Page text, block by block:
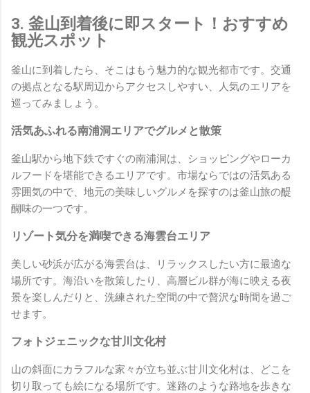
3. 釜山到着後に即スタート！おすすめ
観光スポット
釜山に到着したら、そこはもう魅力的な観光都市です。交通
の拠点となる駅周辺からアクセスしやすい、人気のエリアを
巡ってみましょう。
活気あふれる南浦洞エリアでグルメと散策
釜山駅から地下鉄ですぐの南浦洞は、ショッピングやローカ
ルフードを堪能できるエリアです。市場ならではの活気ある
雰囲気の中で、地元の美味しいグルメを探すのは釜山旅の醍
醐味の一つです。
リゾート気分を満喫できる海雲台エリア
美しい砂浜が広がる海雲台は、リラックスしたい方に最適な
場所です。海沿いを散策したり、高層ビル群が海に映える夜
景を楽しんだりと、洗練された空間の中で贅沢な時間を過ご
せます。
フォトジェニックな甘川文化村
山の斜面にカラフルな家々が立ち並ぶ甘川文化村は、どこを
切り取っても絵になる場所です。迷路のような路地を歩きな